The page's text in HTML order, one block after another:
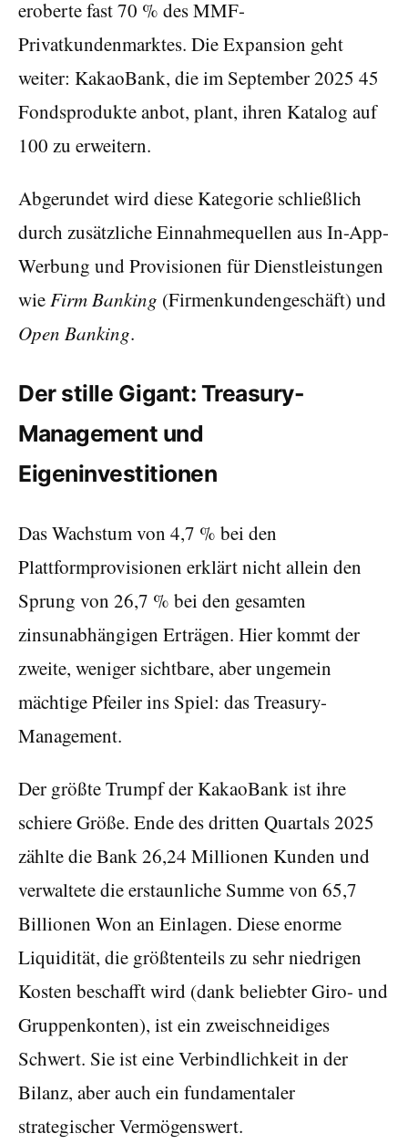
eroberte fast 70 % des MMF-
Privatkundenmarktes. Die Expansion geht
weiter: KakaoBank, die im September 2025 45
Fondsprodukte anbot, plant, ihren Katalog auf
100 zu erweitern.
Abgerundet wird diese Kategorie schließlich
durch zusätzliche Einnahmequellen aus In-App-
Werbung und Provisionen für Dienstleistungen
wieFirm Banking (Firmenkundengeschäft) und
Open Banking.
Der stille Gigant: Treasury-
Management und
Eigeninvestitionen
Das Wachstum von 4,7 % bei den
Plattformprovisionen erklärt nicht allein den
Sprung von 26,7 % bei den gesamten
zinsunabhängigen Erträgen. Hier kommt der
zweite, weniger sichtbare, aber ungemein
mächtige Pfeiler ins Spiel: das Treasury-
Management.
Der größte Trumpf der KakaoBank ist ihre
schiere Größe. Ende des dritten Quartals 2025
zählte die Bank 26,24 Millionen Kunden und
verwaltete die erstaunliche Summe von 65,7
Billionen Won an Einlagen. Diese enorme
Liquidität, die größtenteils zu sehr niedrigen
Kosten beschafft wird (dank beliebter Giro- und
Gruppenkonten), ist ein zweischneidiges
Schwert. Sie ist eine Verbindlichkeit in der
Bilanz, aber auch ein fundamentaler
strategischer Vermögenswert.